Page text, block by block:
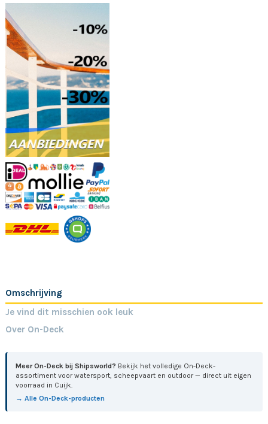
Omschrijving
Je vind dit misschien ook leuk
Over On-Deck
Meer On-Deck bij Shipsworld? Bekijk het volledige On-Deck-
assortiment voor watersport, scheepvaart en outdoor — direct uit eigen
voorraad in Cuijk.
→ Alle On-Deck-producten